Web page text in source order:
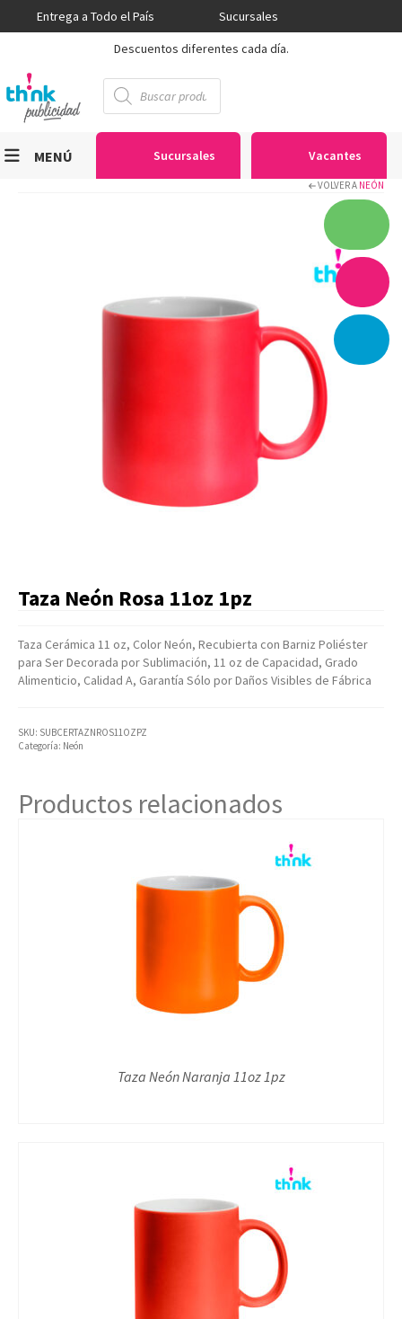
Entrega a Todo el País
Sucursales
Descuentos diferentes cada día.
Búsqueda
de
productos
Sucursales Vacantes
MENÚ
Gran Formato
Facturación
VOLVER A NEÓN
Taza Neón Rosa 11oz 1pz
Taza Cerámica 11 oz, Color Neón, Recubierta con Barniz Poliéster
para Ser Decorada por Sublimación, 11 oz de Capacidad, Grado
Alimenticio, Calidad A, Garantía Sólo por Daños Visibles de Fábrica
SKU: SUBCERTAZNROS11OZPZ
Categoría: Neón
Productos relacionados
Taza Neón Naranja 11oz 1pz